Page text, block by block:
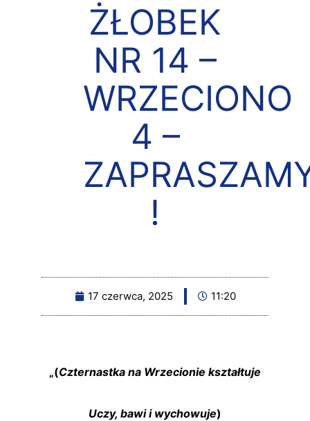
ŻŁOBEK
NR 14 –
WRZECIONO
4 –
!
17 czerwca, 2025 11:20
„(Czternastka na Wrzecionie kształtuje
Uczy, bawi i wychowuje)